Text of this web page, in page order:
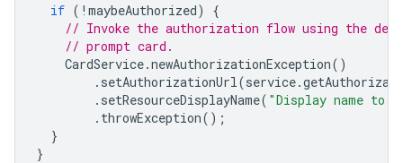
if ( ! maybeAuthorized)
{
// Invoke the authorization flow using the
// prompt card.
CardService.newAuthorizationException()
. setAuthorizationUrl(service.
. setResourceDisplayName( "Display name to
. throwException();
}
}